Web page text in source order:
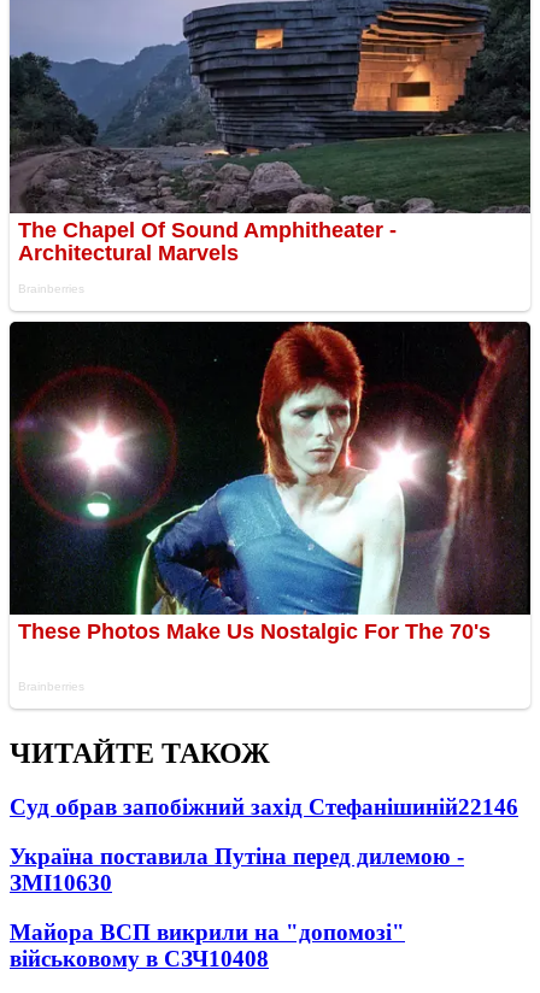
ЧИТАЙТЕ ТАКОЖ
Суд обрав запобіжний захід Стефанішиній22146
Україна поставила Путіна перед дилемою -
ЗМІ10630
Майора ВСП викрили на "допомозі"
військовому в СЗЧ10408